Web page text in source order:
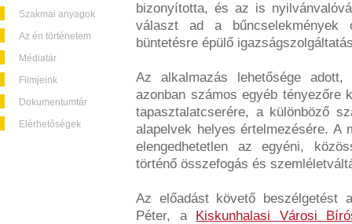
Szakmai anyagok
Az én történetem
Médiatár
Filmjeink
Dokumentumtár
Elérhetőségek
bizonyította, és az is
választ ad a bűncselekmények
büntetésre épülő
Az alkalmazás lehetősége
azonban számos egyéb tényezőre
tapasztalatcserére, a különböző
alapelvek helyes értelmezésére. A
elengedhetetlen az egyéni,
történő összefogás és
Az előadást követő beszélgetést
Péter, a Kiskunhalasi Városi